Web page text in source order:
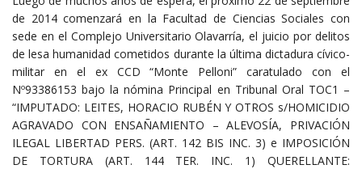
de 2014 comenzará en la Facultad de Ciencias Sociales con
sede en el Complejo Universitario Olavarría, el juicio por delitos
de lesa humanidad cometidos durante la última dictadura cívico-
militar en el ex CCD “Monte Pelloni” caratulado con el
Nº93386153 bajo la nómina Principal en Tribunal Oral TOC1 –
“IMPUTADO: LEITES, HORACIO RUBÉN Y OTROS s/HOMICIDIO
AGRAVADO CON ENSAÑAMIENTO – ALEVOSÍA, PRIVACIÓN
ILEGAL LIBERTAD PERS. (ART. 142 BIS INC. 3) e IMPOSICIÓN
DE TORTURA (ART. 144 TER. INC. 1) QUERELLANTE: